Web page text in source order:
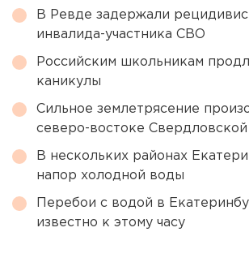
В Ревде задержали
инвалида-участника СВО
Российским школьникам
каникулы
Сильное землетрясение
северо-востоке Свердловской
В нескольких районах
напор холодной воды
Перебои с водой в
известно к этому часу